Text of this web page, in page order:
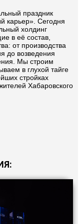
праздник
карьер». Сегодня
холдинг
в её состав,
от производства
до возведения
Мы строим
в глухой тайге
стройках
Хабаровского